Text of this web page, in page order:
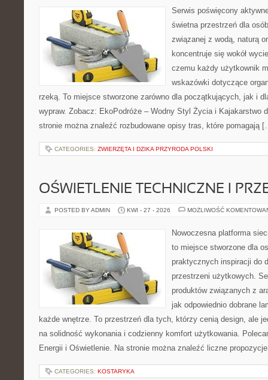
Serwis poświęcony
świetna przestrzeń dla
związanej z wodą, naturą
koncentruje się wokół
czemu każdy użytkownik
wskazówki dotyczące
rzeką. To miejsce stworzone zarówno dla początkujących, jak i
wypraw. Zobacz: EkoPodróże – Wodny Styl Życia i Kajakarstwo
stronie można znaleźć rozbudowane opisy tras, które pomagają
CATEGORIES: ZWIERZĘTA I DZIKA PRZYRODA POLSKI
OŚWIETLENIE TECHNICZNE I
POSTED BY ADMIN KWI - 27 - 2026 MOŻLIWOŚĆ
Nowoczesna platforma
to miejsce stworzone dla
praktycznych inspiracji do
przestrzeni użytkowych.
produktów związanych z
jak odpowiednio dobrane
każde wnętrze. To przestrzeń dla tych, którzy cenią design, ale
na solidność wykonania i codzienny komfort użytkowania.
Energii i Oświetlenie. Na stronie można znaleźć liczne
CATEGORIES: KOSTARYKA